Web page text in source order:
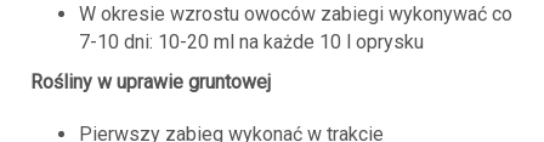
W okresie wzrostu owoców zabiegi wykonywać co
7-10 dni: 10-20 ml na każde 10 l oprysku
Rośliny w uprawie gruntowej
Pierwszy zabieg wykonać w trakcie